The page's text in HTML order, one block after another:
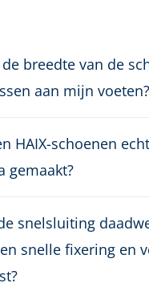
Snelsluiting
veters
TEX®
breedte van de
aan mijn
HAIX-schoenen
gemaakt?
snelsluiting
snelle fixering en